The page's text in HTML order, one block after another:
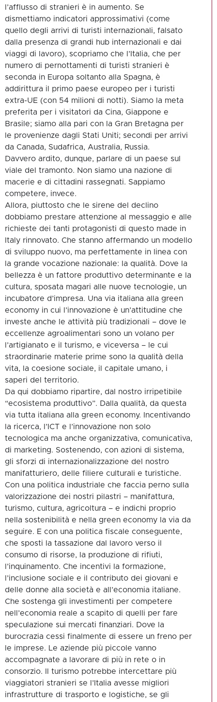
l’afflusso di stranieri è in aumento. Se
dismettiamo indicatori approssimativi (come
quello degli arrivi di turisti internazionali, falsato
dalla presenza di grandi hub internazionali e dai
viaggi di lavoro), scopriamo che l’Italia, che per
numero di pernottamenti di turisti stranieri è
seconda in Europa soltanto alla Spagna, è
addirittura il primo paese europeo per i turisti
extra-UE (con 54 milioni di notti). Siamo la meta
preferita per i visitatori da Cina, Giappone e
Brasile; siamo alla pari con la Gran Bretagna per
le provenienze dagli Stati Uniti; secondi per arrivi
da Canada, Sudafrica, Australia, Russia.
Davvero ardito, dunque, parlare di un paese sul
viale del tramonto. Non siamo una nazione di
macerie e di cittadini rassegnati. Sappiamo
competere, invece.
Allora, piuttosto che le sirene del declino
dobbiamo prestare attenzione al messaggio e alle
richieste dei tanti protagonisti di questo made in
Italy rinnovato. Che stanno affermando un modello
di sviluppo nuovo, ma perfettamente in linea con
la grande vocazione nazionale: la qualità. Dove la
bellezza è un fattore produttivo determinante e la
cultura, sposata magari alle nuove tecnologie, un
incubatore d’impresa. Una via italiana alla green
economy in cui l’innovazione è un’attitudine che
investe anche le attività più tradizionali – dove le
eccellenze agroalimentari sono un volano per
l’artigianato e il turismo, e viceversa – le cui
straordinarie materie prime sono la qualità della
vita, la coesione sociale, il capitale umano, i
saperi del territorio.
Da qui dobbiamo ripartire, dal nostro irripetibile
“ecosistema produttivo”. Dalla qualità, da questa
via tutta italiana alla green economy. Incentivando
la ricerca, l’ICT e l’innovazione non solo
tecnologica ma anche organizzativa, comunicativa,
di marketing. Sostenendo, con azioni di sistema,
gli sforzi di internazionalizzazione del nostro
manifatturiero, delle filiere culturali e turistiche.
Con una politica industriale che faccia perno sulla
valorizzazione dei nostri pilastri – manifattura,
turismo, cultura, agricoltura – e indichi proprio
nella sostenibilità e nella green economy la via da
seguire. E con una politica fiscale conseguente,
che sposti la tassazione dal lavoro verso il
consumo di risorse, la produzione di rifiuti,
l’inquinamento. Che incentivi la formazione,
l’inclusione sociale e il contributo dei giovani e
delle donne alla società e all’economia italiane.
Che sostenga gli investimenti per competere
nell’economia reale a scapito di quelli per fare
speculazione sui mercati finanziari. Dove la
burocrazia cessi finalmente di essere un freno per
le imprese. Le aziende più piccole vanno
accompagnate a lavorare di più in rete o in
consorzio. Il turismo potrebbe intercettare più
viaggiatori stranieri se l’Italia avesse migliori
infrastrutture di trasporto e logistiche, se gli